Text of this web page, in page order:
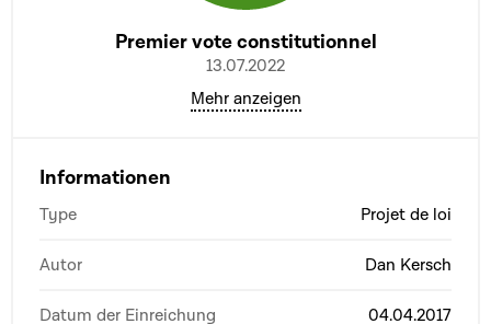
Premier vote constitutionnel
13.07.2022
Mehr anzeigen
Informationen
Type Projet de loi
Autor Dan Kersch
Datum der Einreichung 04.04.2017